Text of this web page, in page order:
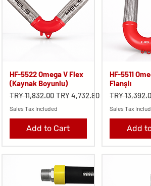
HF-5522 Omega V Flex
(Kaynak Boyunlu)
Regular Price
TRY 11,832.00 Sale Price
TRY 4,732.80
Sales Tax Included
Add to Cart
HF-5511
Flanşlı
Regular
TRY
Sales Tax
Add